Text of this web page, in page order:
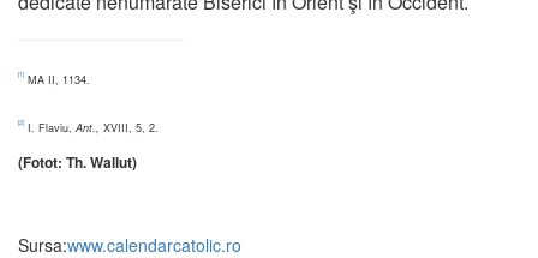
[1] MA II, 1134.
[2] I. Flaviu, Ant., XVIII, 5, 2.
(Fotot: Th. Wallut)
Sursa:www.calendarcatolic.ro